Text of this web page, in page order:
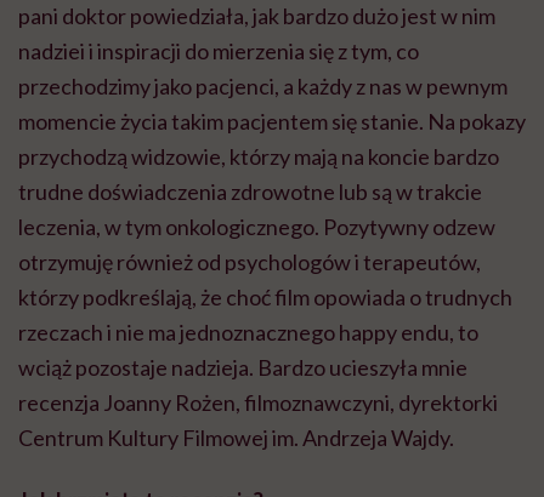
pani doktor powiedziała, jak bardzo dużo jest w nim
nadziei i inspiracji do mierzenia się z tym, co
przechodzimy jako pacjenci, a każdy z nas w pewnym
momencie życia takim pacjentem się stanie. Na pokazy
przychodzą widzowie, którzy mają na koncie bardzo
trudne doświadczenia zdrowotne lub są w trakcie
leczenia, w tym onkologicznego. Pozytywny odzew
otrzymuję również od psychologów i terapeutów,
którzy podkreślają, że choć film opowiada o trudnych
rzeczach i nie ma jednoznacznego happy endu, to
wciąż pozostaje nadzieja. Bardzo ucieszyła mnie
recenzja Joanny Rożen, filmoznawczyni, dyrektorki
Centrum Kultury Filmowej im. Andrzeja Wajdy.